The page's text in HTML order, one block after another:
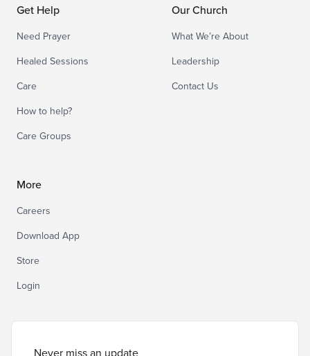
Get Help
Need Prayer
Healed Sessions
Care
How to help?
Care Groups
Our Church
What We’re About
Leadership
Contact Us
More
Careers
Download App
Store
Login